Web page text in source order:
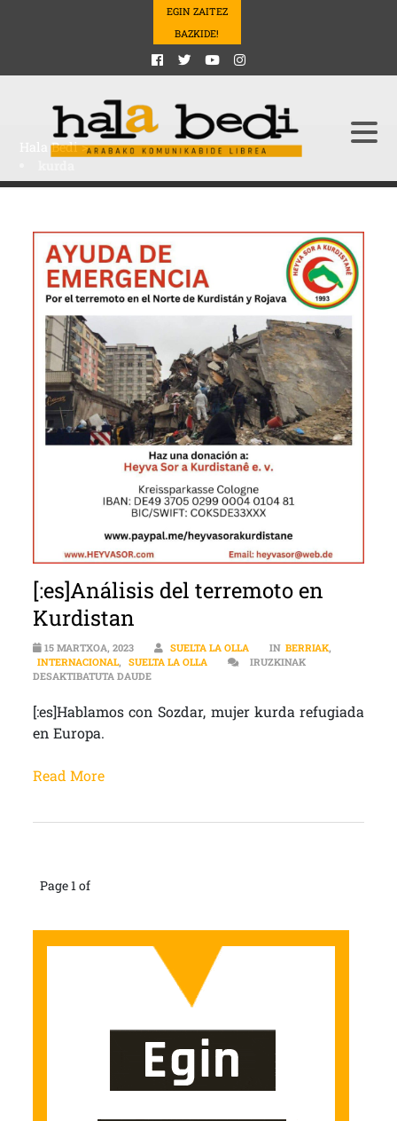
EGIN ZAITEZ
BAZKIDE!
Hala Bedi>
[:es]Análisis del terremoto en
Kurdistan
15 MARTXOA, 2023 SUELTA LA OLLA IN BERRIAK,
INTERNACIONAL, SUELTA LA OLLA
IRUZKINAK
DESAKTIBATUTA DAUDE[:ES]ANÁLISIS DEL TERREMOTO EN KURDISTAN
[:es]Hablamos con Sozdar, mujer kurda refugiada
en Europa.
Read More
Page 1 of